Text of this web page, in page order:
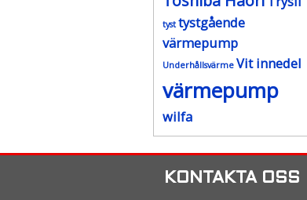
tyst tystgående
värmepump
Underhållsvärme Vit innedel
värmepump
wilfa
KONTAKTA OSS